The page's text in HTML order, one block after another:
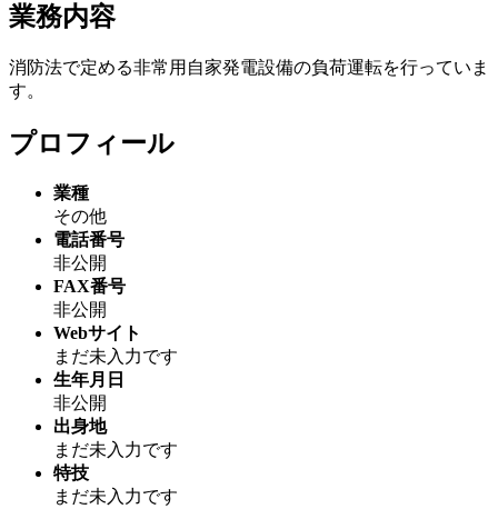
業務内容
消防法で定める非常用自家発電設備の負荷運転を行っていま
す。
プロフィール
業種
その他
電話番号
非公開
FAX番号
非公開
Webサイト
まだ未入力です
生年月日
非公開
出身地
まだ未入力です
特技
まだ未入力です